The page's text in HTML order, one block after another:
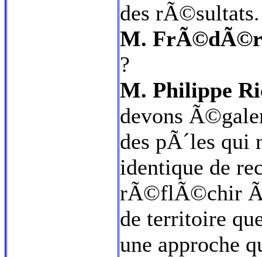
des rÃ©sultats.
M.
?
M. Philippe
devons
des pÃ´les qui
identique de
rÃ©flÃ©chir Ã
de territoire
une approche